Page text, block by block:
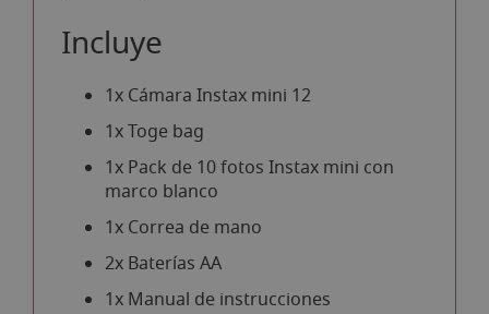
Incluye
1x Cámara Instax mini 12
1x Toge bag
1x Pack de 10 fotos Instax mini con
marco blanco
1x Correa de mano
2x Baterías AA
1x Manual de instrucciones